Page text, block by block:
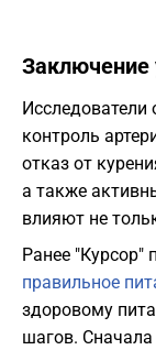
Заключение
Исследователи
контроль
отказ от
а также
влияют не
Ранее "Курсор"
правильное
здоровому
шагов.